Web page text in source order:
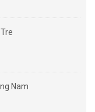
Nam